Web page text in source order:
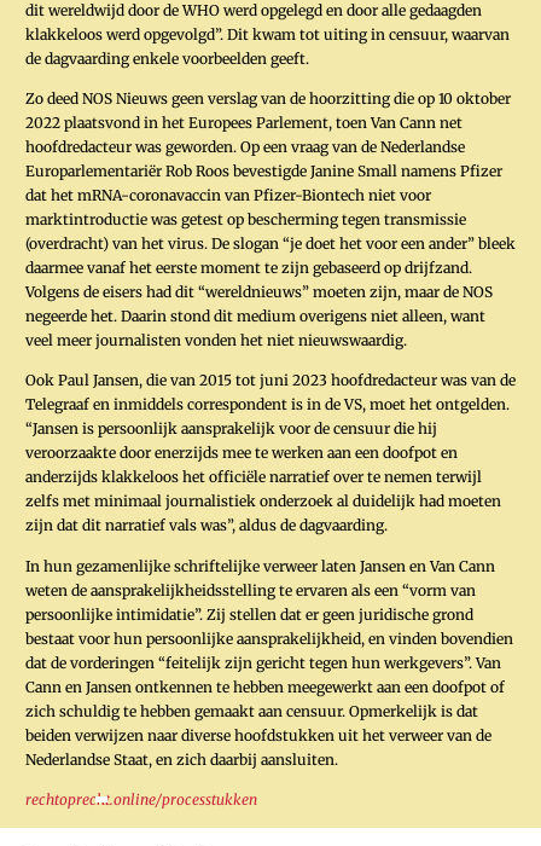
dit wereldwijd door de WHO werd opgelegd en door alle gedaagden
klakkeloos werd opgevolgd”. Dit kwam tot uiting in censuur, waarvan
de dagvaarding enkele voorbeelden geeft.
Zo deed NOS Nieuws geen verslag van de hoorzitting die op 10 oktober
2022 plaatsvond in het Europees Parlement, toen Van Cann net
hoofdredacteur was geworden. Op een vraag van de Nederlandse
Europarlementariër Rob Roos bevestigde Janine Small namens Pfizer
dat het mRNA-coronavaccin van Pfizer-Biontech niet voor
marktintroductie was getest op bescherming tegen transmissie
(overdracht) van het virus. De slogan “je doet het voor een ander” bleek
daarmee vanaf het eerste moment te zijn gebaseerd op drijfzand.
Volgens de eisers had dit “wereldnieuws” moeten zijn, maar de NOS
negeerde het. Daarin stond dit medium overigens niet alleen, want
veel meer journalisten vonden het niet nieuwswaardig.
Ook Paul Jansen, die van 2015 tot juni 2023 hoofdredacteur was van de
Telegraaf en inmiddels correspondent is in de VS, moet het ontgelden.
“Jansen is persoonlijk aansprakelijk voor de censuur die hij
veroorzaakte door enerzijds mee te werken aan een doofpot en
anderzijds klakkeloos het officiële narratief over te nemen terwijl
zelfs met minimaal journalistiek onderzoek al duidelijk had moeten
zijn dat dit narratief vals was”, aldus de dagvaarding.
In hun gezamenlijke schriftelijke verweer laten Jansen en Van Cann
weten de aansprakelijkheidsstelling te ervaren als een “vorm van
persoonlijke intimidatie”. Zij stellen dat er geen juridische grond
bestaat voor hun persoonlijke aansprakelijkheid, en vinden bovendien
dat de vorderingen “feitelijk zijn gericht tegen hun werkgevers”. Van
Cann en Jansen ontkennen te hebben meegewerkt aan een doofpot of
zich schuldig te hebben gemaakt aan censuur. Opmerkelijk is dat
beiden verwijzen naar diverse hoofdstukken uit het verweer van de
Nederlandse Staat, en zich daarbij aansluiten.
rechtoprecht.online/processtukken